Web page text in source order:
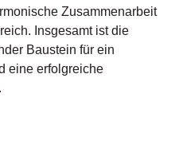
Zusammenarbeit
Insgesamt ist die
Baustein für ein
eine erfolgreiche